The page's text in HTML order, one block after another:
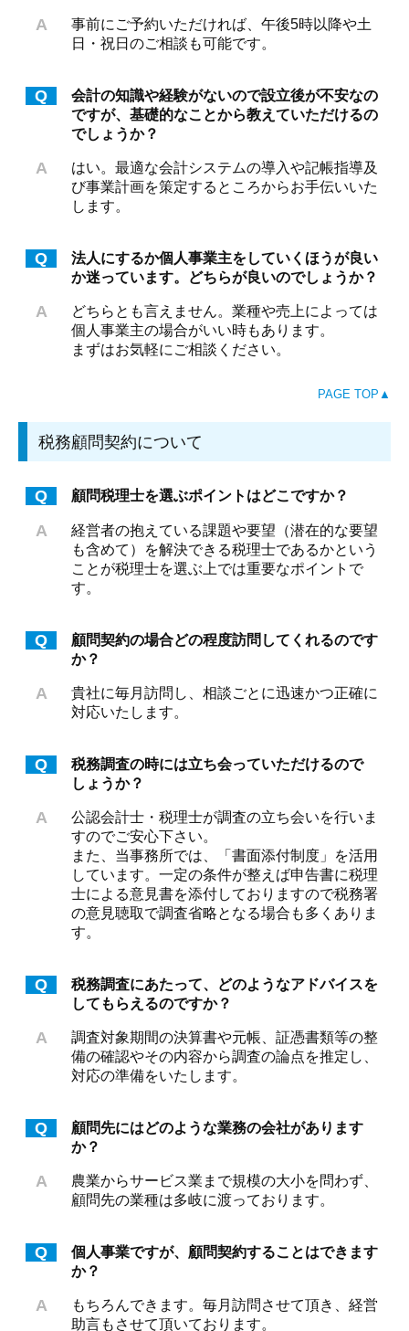
職員インタビュー
はたらく環境
個人情報保護方針
A
事前にご予約いただければ、午後5時以降や土
日・祝日のご相談も可能です。
Q
会計の知識や経験がないので設立後が不安なの
ですが、基礎的なことから教えていただけるの
でしょうか？
A
はい。最適な会計システムの導入や記帳指導及
び事業計画を策定するところからお手伝いいた
します。
Q
法人にするか個人事業主をしていくほうが良い
か迷っています。どちらが良いのでしょうか？
A
どちらとも言えません。業種や売上によっては
個人事業主の場合がいい時もあります。
まずはお気軽にご相談ください。
PAGE TOP▲
税務顧問契約について
Q 顧問税理士を選ぶポイントはどこですか？
A
経営者の抱えている課題や要望（潜在的な要望
も含めて）を解決できる税理士であるかという
ことが税理士を選ぶ上では重要なポイントで
す。
Q
顧問契約の場合どの程度訪問してくれるのです
か？
A
貴社に毎月訪問し、相談ごとに迅速かつ正確に
対応いたします。
Q
税務調査の時には立ち会っていただけるので
しょうか？
A
公認会計士・税理士が調査の立ち会いを行いま
すのでご安心下さい。
また、当事務所では、「書面添付制度」を活用
しています。一定の条件が整えば申告書に税理
士による意見書を添付しておりますので税務署
の意見聴取で調査省略となる場合も多くありま
す。
Q
税務調査にあたって、どのようなアドバイスを
してもらえるのですか？
A
調査対象期間の決算書や元帳、証憑書類等の整
備の確認やその内容から調査の論点を推定し、
対応の準備をいたします。
Q
顧問先にはどのような業務の会社があります
か？
A
農業からサービス業まで規模の大小を問わず、
顧問先の業種は多岐に渡っております。
Q
個人事業ですが、顧問契約することはできます
か？
A
もちろんできます。毎月訪問させて頂き、経営
助言もさせて頂いております。